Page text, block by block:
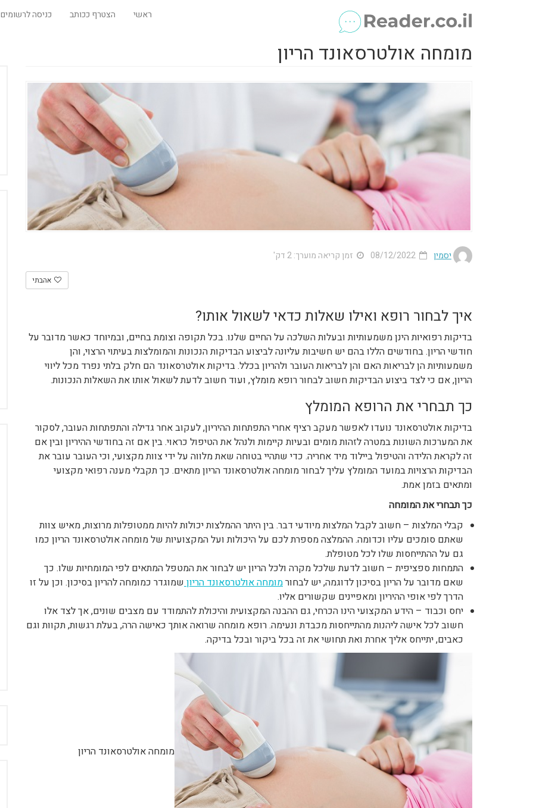
ראשי הצטרף ככותב כניסה לרשומים
מומחה אולטרסאונד הריון
יסמין זמן קריאה מוערך: 2 דק'
אהבתי
איך לבחור רופא ואילו שאלות כדאי לשאול אותו?
בדיקות רפואיות הינן משמעותיות ובעלות השלכה על החיים שלנו. בכל תקופה וצומת בחיים, ובמיוחד כאשר מדובר על
חודשי הריון. בחודשים הללו בהם יש חשיבות עליונה לביצוע הבדיקות הנכונות והמומלצות בעיתוי הרצוי, והן
משמעותיות הן לבריאות האם והן לבריאות העובר ולהריון בכלל. בדיקות אולטרסאונד הם חלק בלתי נפרד מכל ליווי
הריון, אם כי לצד ביצוע הבדיקות חשוב לבחור רופא מומלץ, ועוד חשוב לדעת לשאול אותו את השאלות הנכונות.
כך תבחרי את הרופא המומלץ
בדיקות אולטרסאונד נועדו לאפשר מעקב רציף אחרי התפתחות ההיריון, לעקוב אחר גדילה והתפתחות העובר, לסקור
את המערכות השונות במטרה לזהות מומים ובעיות קיימות ולנהל את הטיפול כראוי. בין אם זה בחודשי ההיריון ובין אם
זה לקראת הלידה והטיפול ביילוד מיד אחריה. כדי שתהיי בטוחה שאת מלווה על ידי צוות מקצועי, וכי העובר עובר את
הבדיקות הרצויות במועד המומלץ עליך לבחור מומחה אולטרסאונד הריון מתאים. כך תקבלי מענה רפואי מקצועי
ומתאים בזמן אמת.
כך תבחרי את המומחה
קבלי המלצות – חשוב לקבל המלצות מיודעי דבר. בין היתר ההמלצות יכולות להיות ממטופלות מרוצות, מאיש צוות
שאתם סומכים עליו וכדומה. ההמלצה מספרת לכם על היכולות ועל המקצועיות של מומחה אולטרסאונד הריון כמו
גם על ההתייחסות שלו לכל מטופלת.
התמחות ספציפית – חשוב לדעת שלכל מקרה ולכל הריון יש לבחור את המטפל המתאים לפי המומחיות שלו. כך
שאם מדובר על הריון בסיכון לדוגמה, יש לבחורמומחה אולטרסאונד הריוןשמוגדר כמומחה להריון בסיכון. וכן על זו
הדרך לפי אופי ההיריון ומאפיינים שקשורים אליו.
יחס וכבוד – הידע המקצועי הינו הכרחי, גם ההבנה המקצועית והיכולת להתמודד עם מצבים שונים, אך לצד אלו
חשוב לכל אישה ליהנות מהתייחסות מכבדת ונעימה. רופא מומחה שרואה אותך כאישה הרה, בעלת רגשות, תקוות וגם
כאבים, יתייחס אליך אחרת ואת תחושי את זה בכל ביקור ובכל בדיקה.
מומחה אולטרסאונד הריון